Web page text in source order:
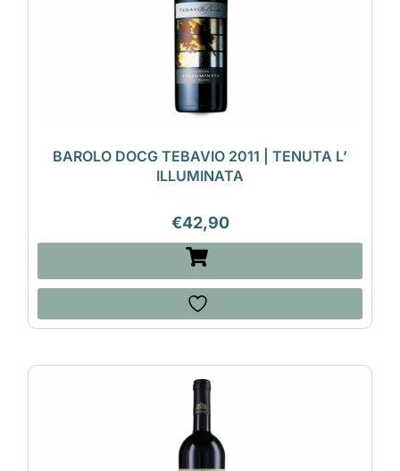
BAROLO DOCG TEBAVIO 2011 | TENUTA L’
ILLUMINATA
€42,90